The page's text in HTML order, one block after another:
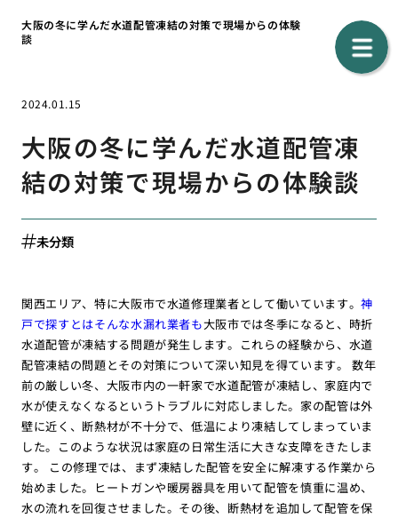
大阪の冬に学んだ水道配管凍結の対策で現場からの体験
談
2024.01.15
大阪の冬に学んだ水道配管凍
結の対策で現場からの体験談
未分類
関西エリア、特に大阪市で水道修理業者として働いています。神
戸で探すとはそんな水漏れ業者も大阪市では冬季になると、時折
水道配管が凍結する問題が発生します。これらの経験から、水道
配管凍結の問題とその対策について深い知見を得ています。 数年
前の厳しい冬、大阪市内の一軒家で水道配管が凍結し、家庭内で
水が使えなくなるというトラブルに対応しました。家の配管は外
壁に近く、断熱材が不十分で、低温により凍結してしまっていま
した。このような状況は家庭の日常生活に大きな支障をきたしま
す。 この修理では、まず凍結した配管を安全に解凍する作業から
始めました。ヒートガンや暖房器具を用いて配管を慎重に温め、
水の流れを回復させました。その後、断熱材を追加して配管を保